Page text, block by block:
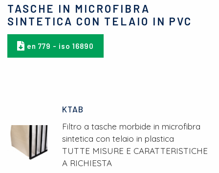
TASCHE IN MICROFIBRA
SINTETICA CON TELAIO IN PVC
en 779 - iso 16890
KTAB
Filtro a tasche morbide in microfibra
sintetica con telaio in plastica
TUTTE MISURE E CARATTERISTICHE
A RICHIESTA